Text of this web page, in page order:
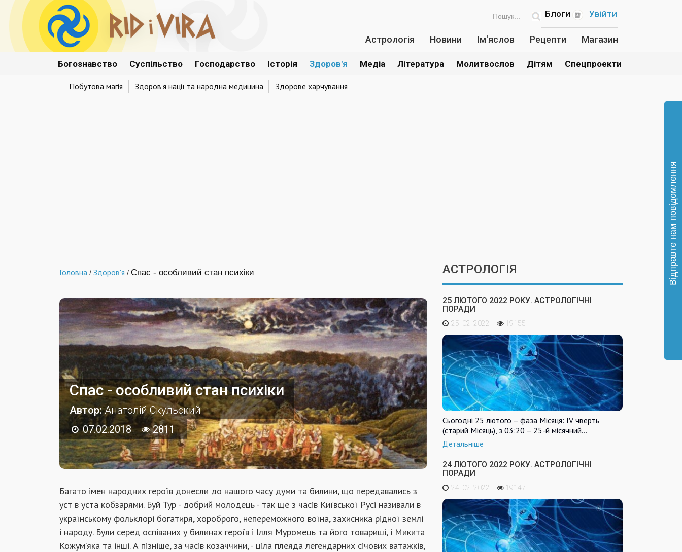
Увійти
Блоги
Астрологія Новини Ім'яслов Рецепти Магазин
Богознавство Суспільство Господарство Історія Здоров'я
Побутова магія Здоров'я нації та народна медицина Здорове харчування
Медіа Література Молитвослов Дітям Спецпроекти
Головна / Здоров'я / Спас - особливий стан психіки
Спас - особливий стан психіки
Автор:Анатолій Скульский
07.02.2018
2811
Багато імен народних героїв донесли до нашого часу думи та билини, що передавались з
уст в уста кобзарями. Буй Тур - добрий молодець - так ще з часів Київської Русі називали в
українському фольклорі богатиря, хороброго, непереможного воїна, захисника рідної землі
і народу. Були серед оспіваних у билинах героїв і Ілля Муромець та його товариші, і Микита
Кожум’яка та інші. А пізніше, за часів козаччини, - ціла плеяда легендарних січових ватажків,
АСТРОЛОГІЯ
25 ЛЮТОГО 2022 РОКУ. АСТРОЛОГІЧНІ
ПОРАДИ
25. 02. 2022 19155
Сьогодні 25 лютого – фаза Місяця: IV чверть
(старий Місяць), з 03:20 – 25-й місячний…
Детальніше
24 ЛЮТОГО 2022 РОКУ. АСТРОЛОГІЧНІ
ПОРАДИ
24. 02. 2022 19147
Відправте нам повідомлення